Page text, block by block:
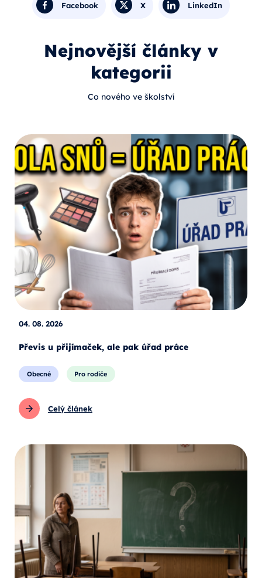
Facebook X LinkedIn
Nejnovější články v
kategorii
Co nového ve školství
04. 08. 2026
Převis u přijímaček, ale pak úřad práce
Obecné Pro rodiče
Celý článek